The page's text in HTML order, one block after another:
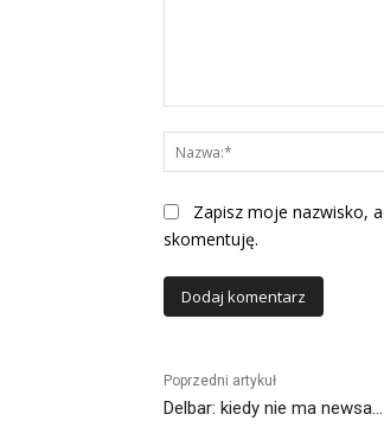
Zapisz moje nazwisko,
skomentuję.
Poprzedni artykuł
Delbar: kiedy nie ma newsa…